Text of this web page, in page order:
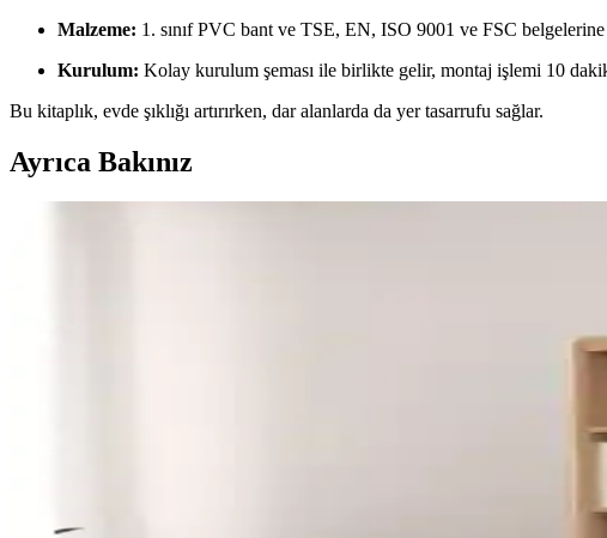
Malzeme: 1. sınıf PVC bant ve TSE, EN, ISO 9001 ve FSC
Kurulum: Kolay kurulum şeması ile birlikte gelir, montaj işlemi 10
Bu kitaplık, evde şıklığı artırırken, dar alanlarda da yer tasarrufu sağlar.
Ayrıca Bakınız
İlk Ev Sahipleri İçin Okuma ve Yemek Odası
İlk ev sahipleri için okuma ve yemek odalarında uyumlu mobilya seçimi, doğru
Kitaplık Düzenlemesi İçin Estetik ve Fonksiyonel İpuçları:
Kitaplık düzenlemesi, kitap ve dekoratif objelerin dengesi, üçlü kural,
Kenz Life ve Sensa Kitaplık Karşılaştırması: Tasarım,